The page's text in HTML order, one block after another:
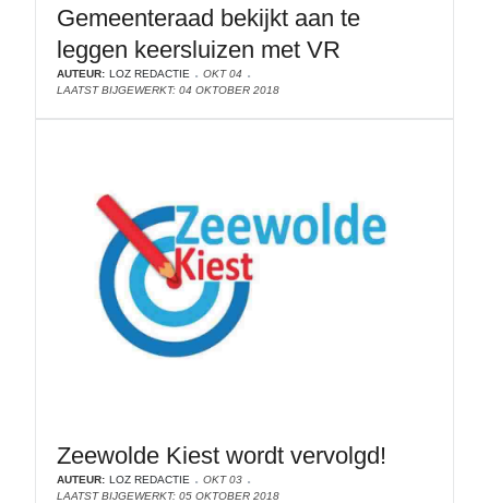
Gemeenteraad bekijkt aan te
leggen keersluizen met VR
AUTEUR: LOZ REDACTIE
OKT 04
LAATST BIJGEWERKT: 04 OKTOBER 2018
Zeewolde Kiest wordt vervolgd!
AUTEUR: LOZ REDACTIE
OKT 03
LAATST BIJGEWERKT: 05 OKTOBER 2018